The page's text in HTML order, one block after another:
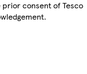
consent of Tesco